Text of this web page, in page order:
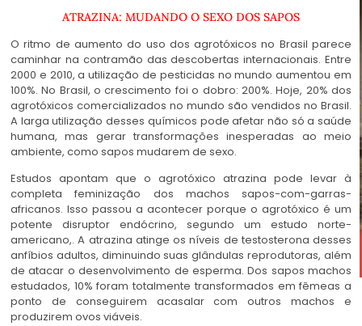
ATRAZINA: MUDANDO O SEXO DOS SAPOS
O ritmo de aumento do uso dos agrotóxicos no Brasil parece
caminhar na contramão das descobertas internacionais. Entre
2000 e 2010, a utilização de pesticidas no mundo aumentou em
100%. No Brasil, o crescimento foi o dobro: 200%. Hoje, 20% dos
agrotóxicos comercializados no mundo são vendidos no Brasil.
A larga utilização desses químicos pode afetar não só a saúde
humana, mas gerar transformações inesperadas ao meio
ambiente, como sapos mudarem de sexo.
Estudos apontam que o agrotóxico atrazina pode levar à
completa feminização dos machos sapos-com-garras-
africanos. Isso passou a acontecer porque o agrotóxico é um
potente disruptor endócrino, segundo um estudo norte-
americano,. A atrazina atinge os níveis de testosterona desses
anfíbios adultos, diminuindo suas glândulas reprodutoras, além
de atacar o desenvolvimento de esperma. Dos sapos machos
estudados, 10% foram totalmente transformados em fêmeas a
ponto de conseguirem acasalar com outros machos e
produzirem ovos viáveis.